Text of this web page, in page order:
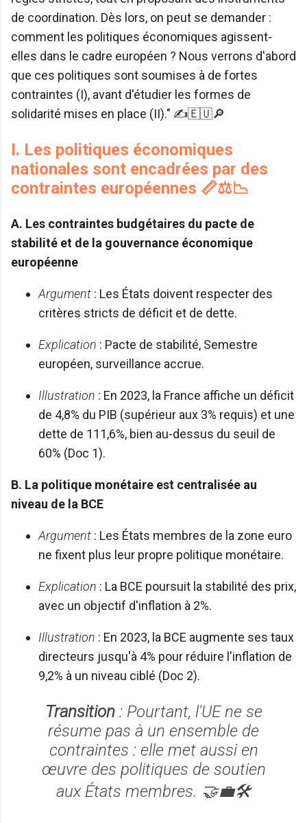
de coordination. Dès lors, on peut se demander :
comment les politiques économiques agissent-
elles dans le cadre européen ? Nous verrons d'abord
que ces politiques sont soumises à de fortes
contraintes (I), avant d'étudier les formes de
solidarité mises en place (II)." ✍️🇪🇺🔎
I. Les politiques économiques
nationales sont encadrées par des
contraintes européennes 📏⚖️📉
A. Les contraintes budgétaires du pacte de
stabilité et de la gouvernance économique
européenne
Argument : Les États doivent respecter des
critères stricts de déficit et de dette.
Explication : Pacte de stabilité, Semestre
européen, surveillance accrue.
Illustration : En 2023, la France affiche un déficit
de 4,8% du PIB (supérieur aux 3% requis) et une
dette de 111,6%, bien au-dessus du seuil de
60% (Doc 1).
B. La politique monétaire est centralisée au
niveau de la BCE
Argument : Les États membres de la zone euro
ne fixent plus leur propre politique monétaire.
Explication : La BCE poursuit la stabilité des prix,
avec un objectif d'inflation à 2%.
Illustration : En 2023, la BCE augmente ses taux
directeurs jusqu'à 4% pour réduire l'inflation de
9,2% à un niveau ciblé (Doc 2).
Transition: Pourtant, l'UE ne se
résume pas à un ensemble de
contraintes : elle met aussi en
œuvre des politiques de soutien
aux États membres. 🤝💼🛠️